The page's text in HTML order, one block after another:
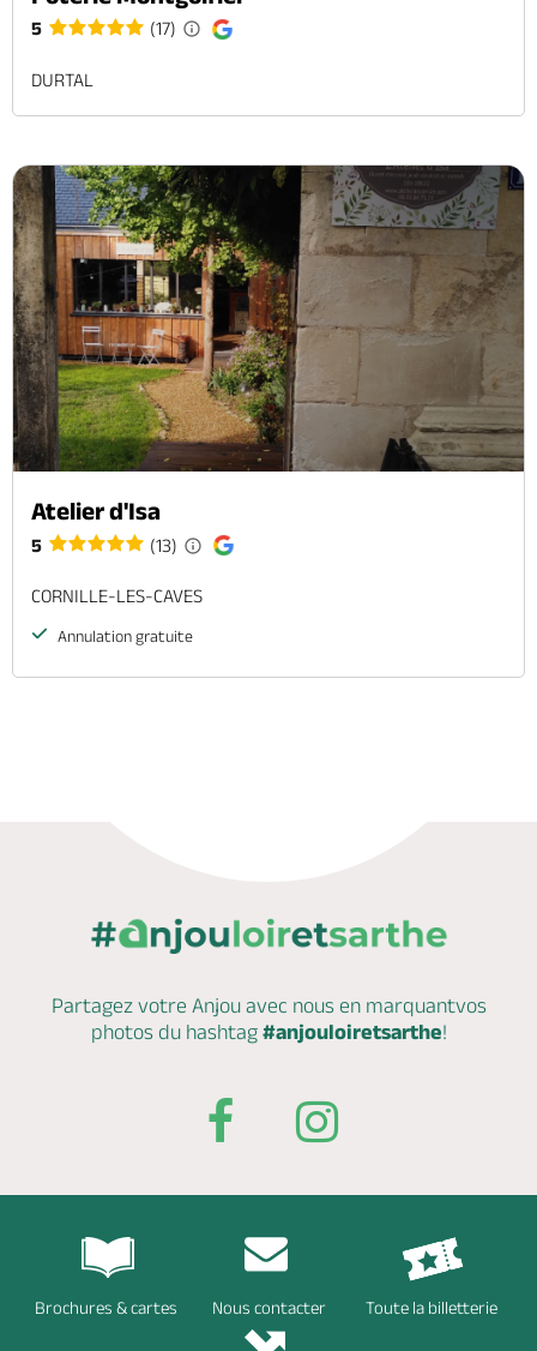
5 (17)
DURTAL
Atelier d'Isa
5 (13)
CORNILLE-LES-CAVES
Annulation gratuite
Partagez votre Anjou avec nous en marquantvos
photos du hashtag #anjouloiretsarthe!
Brochures & cartes Nous contacter Toute la billetterie